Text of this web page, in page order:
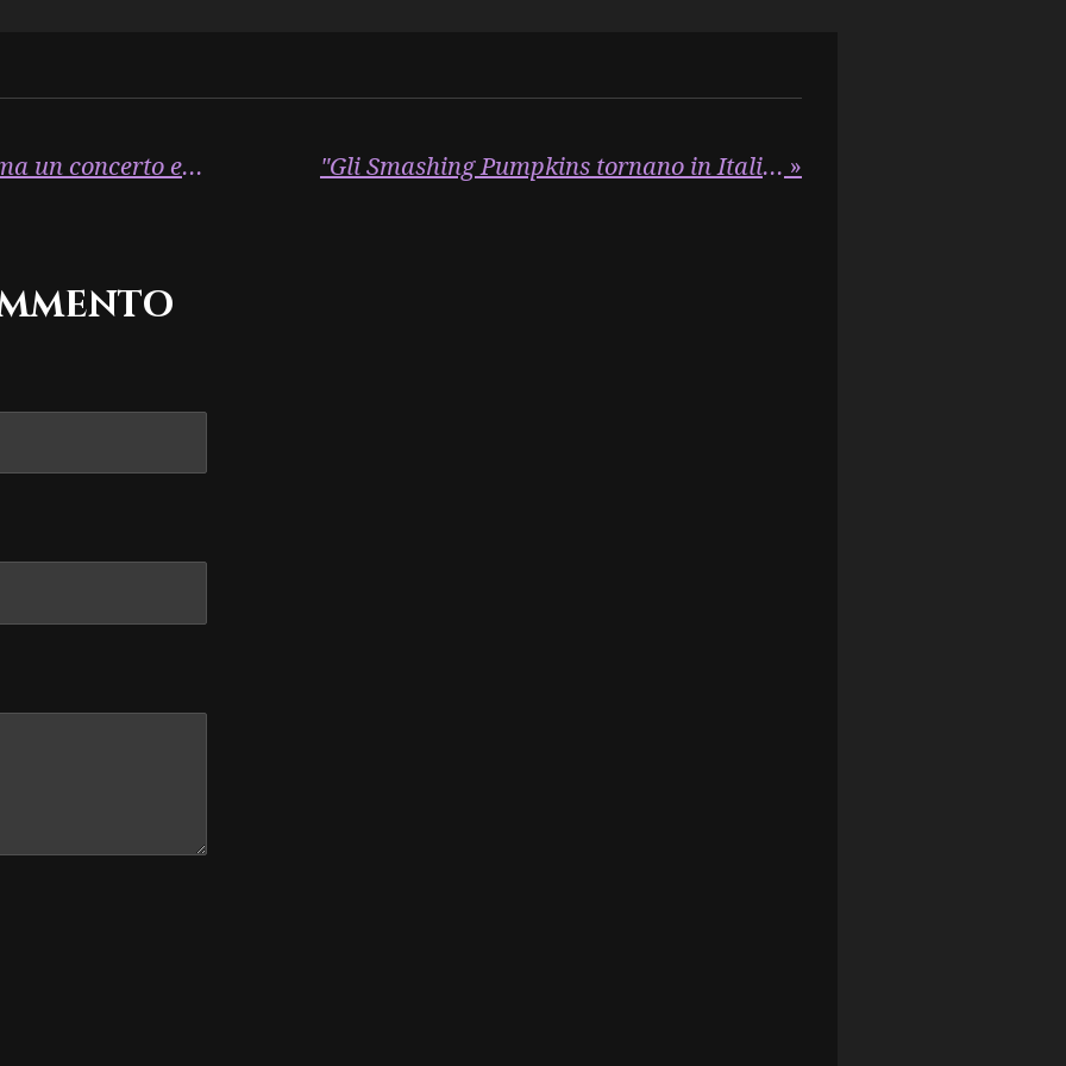
"King Diamond conferma un concerto esclusivo a Milano per giugno 2025, con gli iconici Paradise Lost in apertura e la speciale partecipazione di Myrkur." "Gli Smashing Pumpkins tornano in Italia per due concerti imperdibili nell'estate del 2025" »